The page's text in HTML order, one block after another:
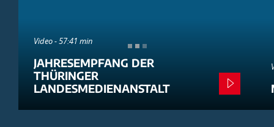
Video - 57:41 min
JAHRESEMPFANG DER
THÜRINGER
LANDESMEDIENANSTALT